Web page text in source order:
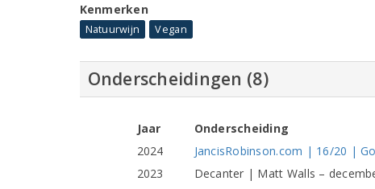
Kenmerken
Natuurwijn Vegan
Onderscheidingen (8)
Jaar
Onderscheiding
2024
JancisRobinson.com | 16/20 |
2023
Decanter | Matt Walls –